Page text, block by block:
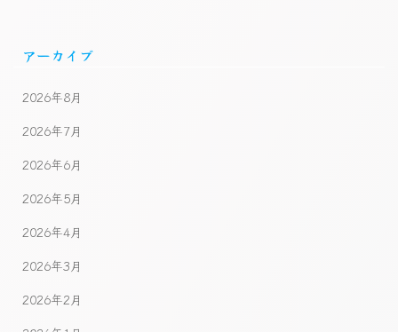
アーカイブ
2026年8月
2026年7月
2026年6月
2026年5月
2026年4月
2026年3月
2026年2月